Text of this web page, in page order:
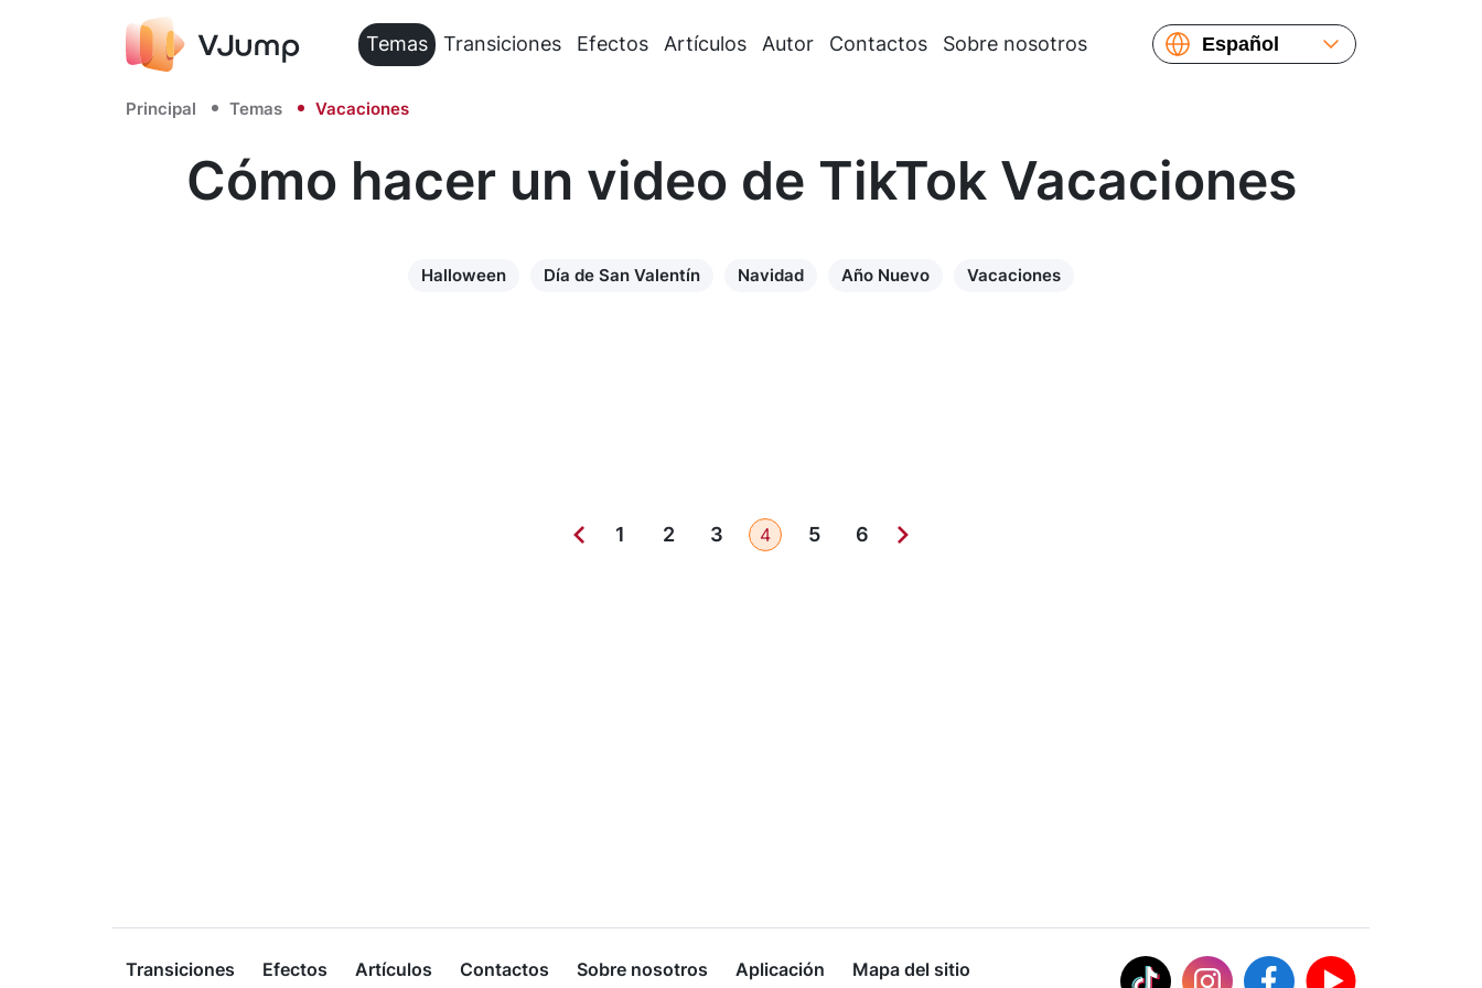
Temas Transiciones Efectos Artículos Autor Contactos Sobre nosotros
Español
Français
Principal Temas Vacaciones
Cómo hacer un video de TikTok Vacaciones
Halloween Día de San Valentín Navidad Año Nuevo Vacaciones
1 2 3 4 5 6
Transiciones Efectos Artículos Contactos Sobre nosotros Aplicación Mapa del sitio